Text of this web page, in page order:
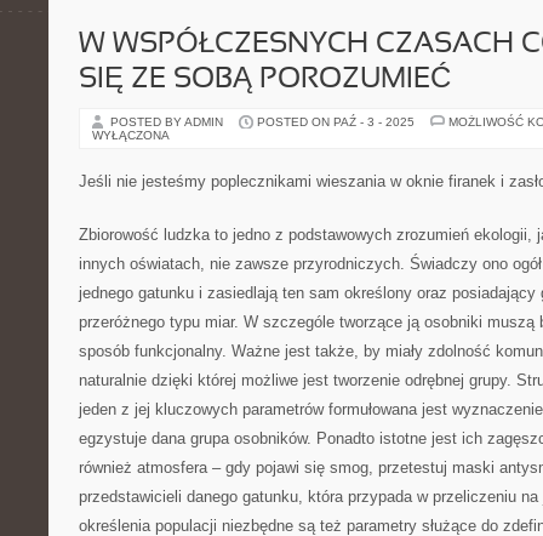
W WSPÓŁCZESNYCH CZASACH
SIĘ ZE SOBĄ POROZUMIEĆ
POSTED BY ADMIN POSTED ON PAŹ - 3 - 2025
MOŻLIWOŚĆ
WYŁĄCZONA
Jeśli nie jesteśmy poplecznikami wieszania w oknie firanek i
Zbiorowość ludzka to jedno z podstawowych zrozumień ekologii,
innych oświatach, nie zawsze przyrodniczych. Świadczy ono
jednego gatunku i zasiedlają ten sam określony oraz posiadający
przeróżnego typu miar. W szczególe tworzące ją osobniki muszą
sposób funkcjonalny. Ważne jest także, by miały zdolność
naturalnie dzięki której możliwe jest tworzenie odrębnej grupy.
jeden z jej kluczowych parametrów formułowana jest
egzystuje dana grupa osobników. Ponadto istotne jest ich
również atmosfera – gdy pojawi się smog, przetestuj maski
przedstawicieli danego gatunku, która przypada w przeliczeniu
określenia populacji niezbędne są też parametry służące do